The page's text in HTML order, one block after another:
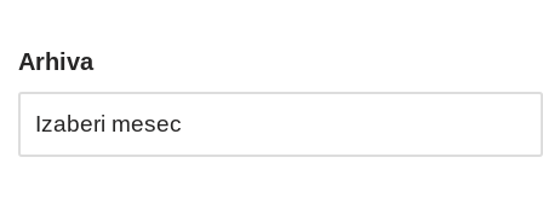
Arhiva